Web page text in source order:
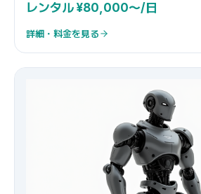
レンタル ¥80,000〜/日
詳細・料金を見る